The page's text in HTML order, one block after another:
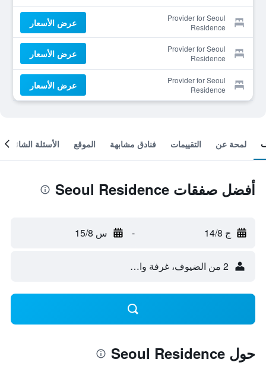
Provider for Seoul
Residence
عرض الأسعار
Provider for Seoul
Residence
عرض الأسعار
Provider for Seoul
Residence
عرض الأسعار
لمحة عن التقييمات فنادق مشابهة الموقع الأسئلة الشائعة
أفضل صفقات Seoul Residence
ج 14/8 - س 15/8
2 من الضيوف، غرفة واحدة
حول Seoul Residence